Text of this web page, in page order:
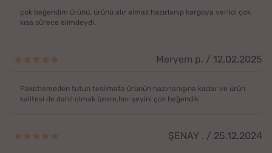
çok beğendim ürünü. ürünü alır almaz hazırlanıp kargoya verildi çok
kısa sürece elimdeydi.
Meryem p. / 12.02.2025
Paketlemeden tutun teslimata ürünün hazırlanışına kadar ve ürün
kalitesi de dahil olmak üzere,her şeyini çok beğendik
ŞENAY . / 25.12.2024